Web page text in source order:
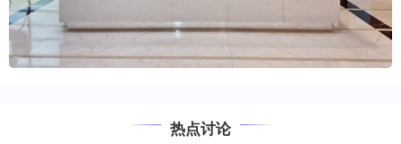
热点讨论